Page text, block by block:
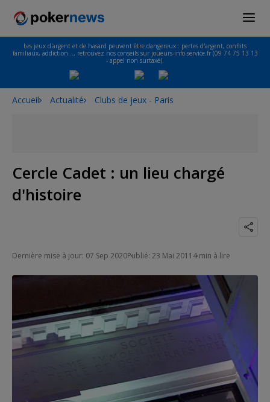
Les jeux d'argent et de hasard peuvent être dangereux : pertes d'argent, conflits
familiaux, addiction…, retrouvez nos conseils sur joueurs-info-service.fr (09 74 75 13 13
- appel non surtaxé).
Accueil Actualité Clubs de jeux - Paris
Cercle Cadet : un lieu chargé
d'histoire
Dernière mise à jour: 07 Sep 2020Publié: 23 Mai 2011 4 min à lire